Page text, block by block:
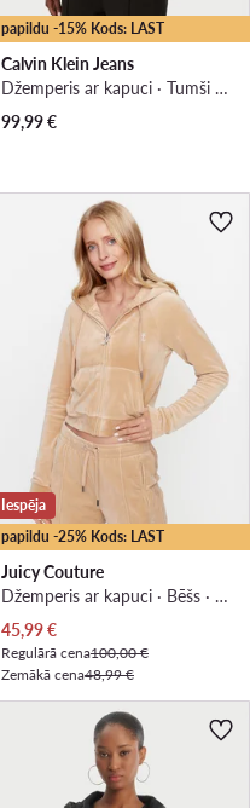
papildu -15% Kods: LAST
Calvin Klein Jeans
Džemperis ar kapuci · Tumši brūna · Regular Fit
99,99€
papildu -25% Kods: LAST
Iespēja
Juicy Couture
Džemperis ar kapuci · Bēšs · Slim Fit
Pašreizējā cena
45,99€
Regulārā cena100,00 €
Zemākā cena48,99 €